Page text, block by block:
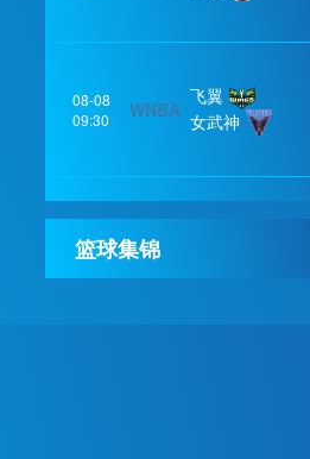
08-08
09:30
WNBA
飞翼
女武神
篮球集锦